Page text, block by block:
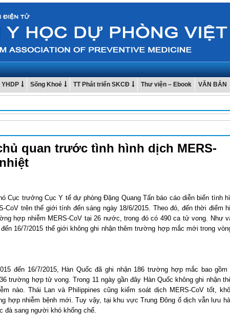
YHDP Sống Khoẻ TT Phát triển SKCĐ Thư viện – Ebook VĂN BẢN
quan trước tình hình dịch MERS-
Cục trưởng Cục Y tế dự phòng Đặng Quang Tấn báo cáo diễn biến tình
CoV trên thế giới tính đến sáng ngày 18/6/2015. Theo đó, đến thời điểm
hợp nhiễm MERS-CoV tại 26 nước, trong đó có 490 ca tử vong. Như
16/7/2015 thế giới không ghi nhận thêm trường hợp mắc mới trong
đến 16/7/2015, Hàn Quốc đã ghi nhận 186 trường hợp mắc bao gồm
trường hợp tử vong. Trong 11 ngày gần đây Hàn Quốc không ghi nhận
nào. Thái Lan và Philippines cũng kiểm soát dịch MERS-CoV tốt,
hợp nhiễm bệnh mới. Tuy vậy, tại khu vực Trung Đông ổ dịch vẫn lưu
đà sang người khó khống chế.